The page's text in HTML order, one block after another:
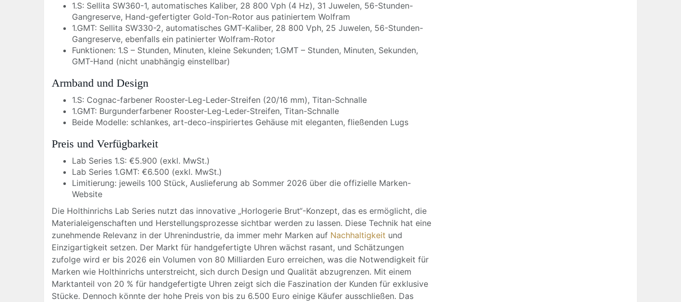
1.S: Sellita SW360-1, automatisches Kaliber, 28 800 Vph (4 Hz), 31 Juwelen, 56-Stunden-
Gangreserve, Hand-gefertigter Gold-Ton-Rotor aus patiniertem Wolfram
1.GMT: Sellita SW330-2, automatisches GMT-Kaliber, 28 800 Vph, 25 Juwelen, 56-Stunden-
Gangreserve, ebenfalls ein patinierter Wolfram-Rotor
Funktionen: 1.S – Stunden, Minuten, kleine Sekunden; 1.GMT – Stunden, Minuten, Sekunden,
GMT-Hand (nicht unabhängig einstellbar)
Armband und Design
1.S: Cognac-farbener Rooster-Leg-Leder-Streifen (20/16 mm), Titan-Schnalle
1.GMT: Burgunderfarbener Rooster-Leg-Leder-Streifen, Titan-Schnalle
Beide Modelle: schlankes, art-deco-inspiriertes Gehäuse mit eleganten, fließenden Lugs
Preis und Verfügbarkeit
Lab Series 1.S: €5.900 (exkl. MwSt.)
Lab Series 1.GMT: €6.500 (exkl. MwSt.)
Limitierung: jeweils 100 Stück, Auslieferung ab Sommer 2026 über die offizielle Marken-
Website
Die Holthinrichs Lab Series nutzt das innovative „Horlogerie Brut“-Konzept, das es ermöglicht, die
Materialeigenschaften und Herstellungsprozesse sichtbar werden zu lassen. Diese Technik hat eine
zunehmende Relevanz in der Uhrenindustrie, da immer mehr Marken auf Nachhaltigkeit und
Einzigartigkeit setzen. Der Markt für handgefertigte Uhren wächst rasant, und Schätzungen
zufolge wird er bis 2026 ein Volumen von 80 Milliarden Euro erreichen, was die Notwendigkeit für
Marken wie Holthinrichs unterstreicht, sich durch Design und Qualität abzugrenzen. Mit einem
Marktanteil von 20 % für handgefertigte Uhren zeigt sich die Faszination der Kunden für exklusive
Stücke. Dennoch könnte der hohe Preis von bis zu 6.500 Euro einige Käufer ausschließen. Das